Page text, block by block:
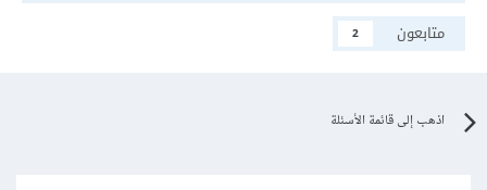
متابعون
2
اذهب إلى قائمة الأسئلة